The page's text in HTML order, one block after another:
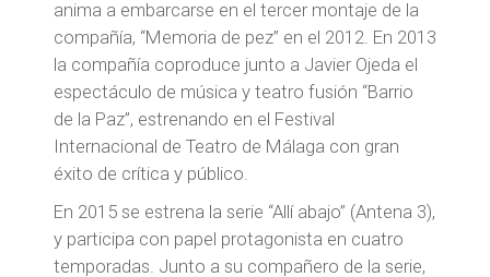
anima a embarcarse en el tercer montaje de la
compañía, “Memoria de pez” en el 2012. En 2013
la compañía coproduce junto a Javier Ojeda el
espectáculo de música y teatro fusión “Barrio
de la Paz”, estrenando en el Festival
Internacional de Teatro de Málaga con gran
éxito de crítica y público.
En 2015 se estrena la serie “Allí abajo” (Antena 3),
y participa con papel protagonista en cuatro
temporadas. Junto a su compañero de la serie,